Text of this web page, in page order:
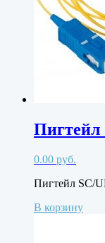
Пигтейл
0.00 руб.
Пигтейл SC/
В корзину